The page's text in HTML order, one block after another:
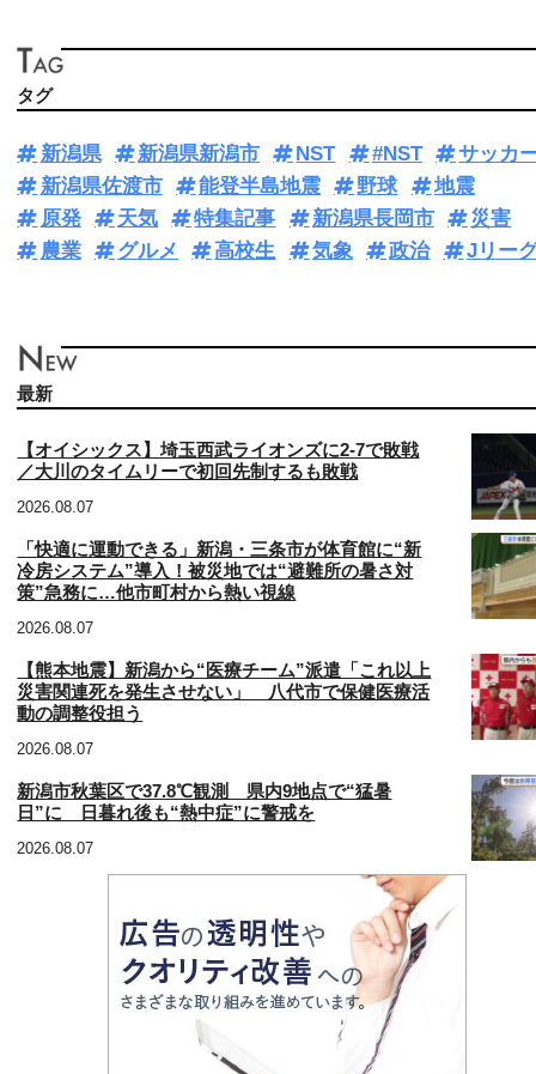
タグ
新潟県 新潟県新潟市 NST #NST
サッカ
新潟県佐渡市
能登半島地震 野球
地震
原発
天気 特集記事 新潟県長岡市
災害
農業
グルメ 高校生 気象 政治 Jリー
最新
【オイシックス】埼玉西武ライオンズに2-7で敗戦
／大川のタイムリーで初回先制するも敗戦
2026.08.07
「快適に運動できる」新潟・三条市が体育館に“新
冷房システム”導入！被災地では“避難所の暑さ対
策”急務に…他市町村から熱い視線
2026.08.07
【熊本地震】新潟から“医療チーム”派遣「これ以上
災害関連死を発生させない」 八代市で保健医療活
動の調整役担う
2026.08.07
新潟市秋葉区で37.8℃観測 県内9地点で“猛暑
日”に 日暮れ後も“熱中症”に警戒を
2026.08.07